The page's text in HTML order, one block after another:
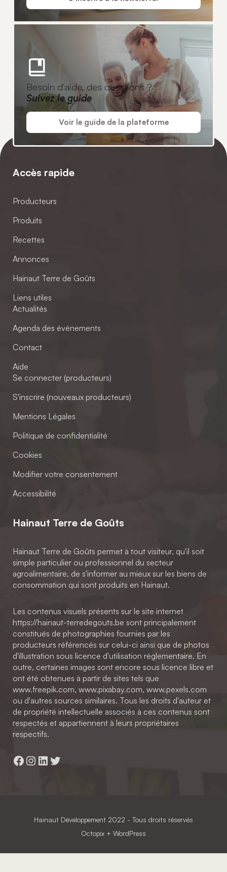
Besoin d'aide, des questions ?
Suivez le guide
Voir le guide de la plateforme
Accès rapide
Producteurs
Produits
Recettes
Annonces
Hainaut Terre de Goûts
Liens utiles
Actualités
Agenda des événements
Contact
Aide
Se connecter (producteurs)
S'inscrire (nouveaux producteurs)
Mentions Légales
Politique de confidentialité
Cookies
Modifier votre consentement
Accessibilité
Hainaut Terre de Goûts
Hainaut Terre de Goûts permet à tout visiteur, qu'il soit
simple particulier ou professionnel du secteur
agroalimentaire, de s'informer au mieux sur les biens de
consommation qui sont produits en Hainaut.
Les contenus visuels présents sur le site internet
https://hainaut-terredegouts.be sont principalement
constitués de photographies fournies par les
producteurs référencés sur celui-ci ainsi que de photos
d'illustration sous licence d'utilisation réglementaire. En
outre, certaines images sont encore sous licence libre et
ont été obtenues à partir de sites tels que
www.freepik.com, www.pixabay.com, www.pexels.com
ou d'autres sources similaires. Tous les droits d'auteur et
de propriété intellectuelle associés à ces contenus sont
respectés et appartiennent à leurs propriétaires
respectifs.
Facebook
Instagram
LinkedIn
Twitter
Hainaut Développement 2022 - Tous droits réservés
Octopix + WordPress